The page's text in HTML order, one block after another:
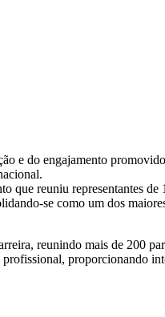
e do engajamento
que reuniu representantes
se como um dos
reunindo mais de 200
proporcionando